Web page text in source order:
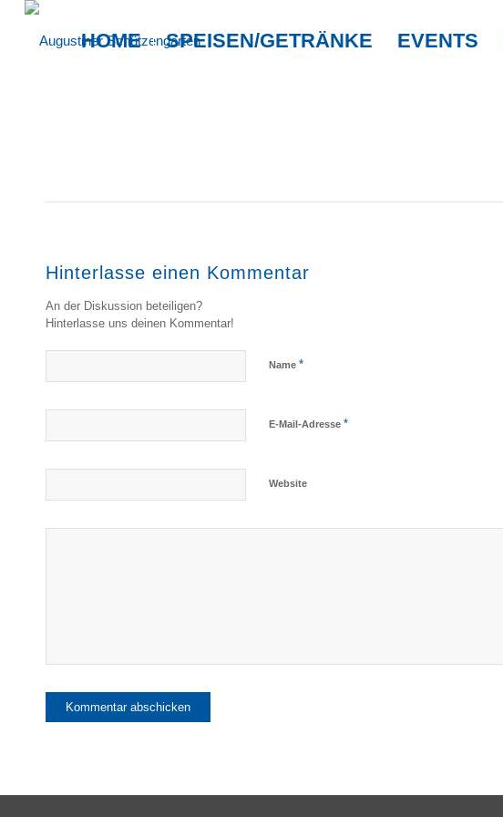
HOME SPEISEN/GETRÄNKE EVENTS
Hinterlasse einen Kommentar
An der Diskussion beteiligen?
Hinterlasse uns deinen Kommentar!
Name *
E-Mail-Adresse *
Website